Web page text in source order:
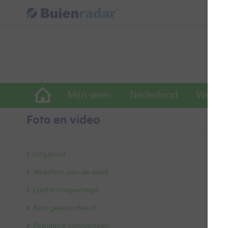
Mijn weer Nederland
Foto en video
Uitgelicht
Weerfoto van de week
Laatst toegevoegd
Best gewaardeerd
Populaire categorieën